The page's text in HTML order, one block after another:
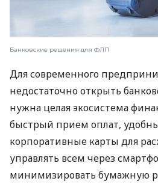
Банковские решения для ФЛП
Для современного
недостаточно открыть
нужна целая экосистема
быстрый прием оплат,
корпоративные карты для
управлять всем через
минимизировать бумажную